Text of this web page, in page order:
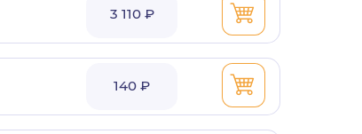
3 110 ₽
140 ₽